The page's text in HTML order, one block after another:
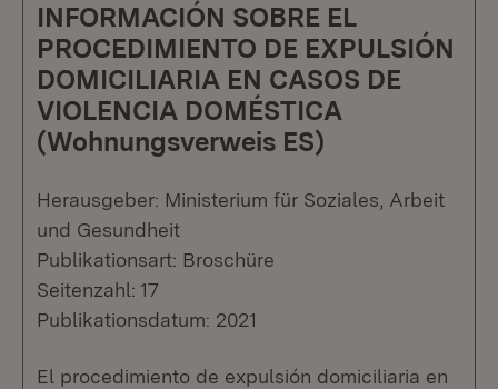
INFORMACIÓN SOBRE EL
PROCEDIMIENTO DE EXPULSIÓN
DOMICILIARIA EN CASOS DE
VIOLENCIA DOMÉSTICA
(Wohnungsverweis ES)
Herausgeber: Ministerium für Soziales, Arbeit
und Gesundheit
Publikationsart: Broschüre
Seitenzahl: 17
Publikationsdatum: 2021
El procedimiento de expulsión domiciliaria en